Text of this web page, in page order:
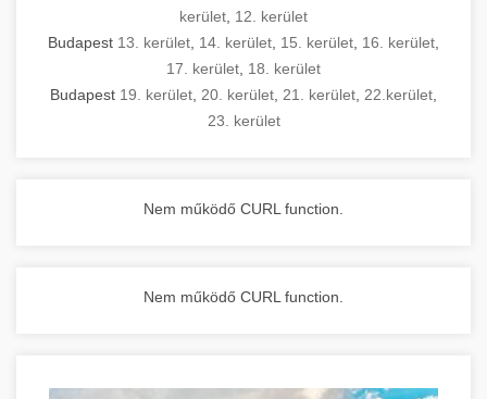
kerület 12. kerület
Budapest 13. kerület 14. kerület 15. kerület 16. kerület
17. kerület 18. kerület
Budapest 19. kerület 20. kerület 21. kerület 22.kerület
23. kerület
Nem működő CURL function.
Nem működő CURL function.